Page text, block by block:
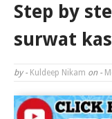
Step by
surwat
by - Kuldeep Nikam on -